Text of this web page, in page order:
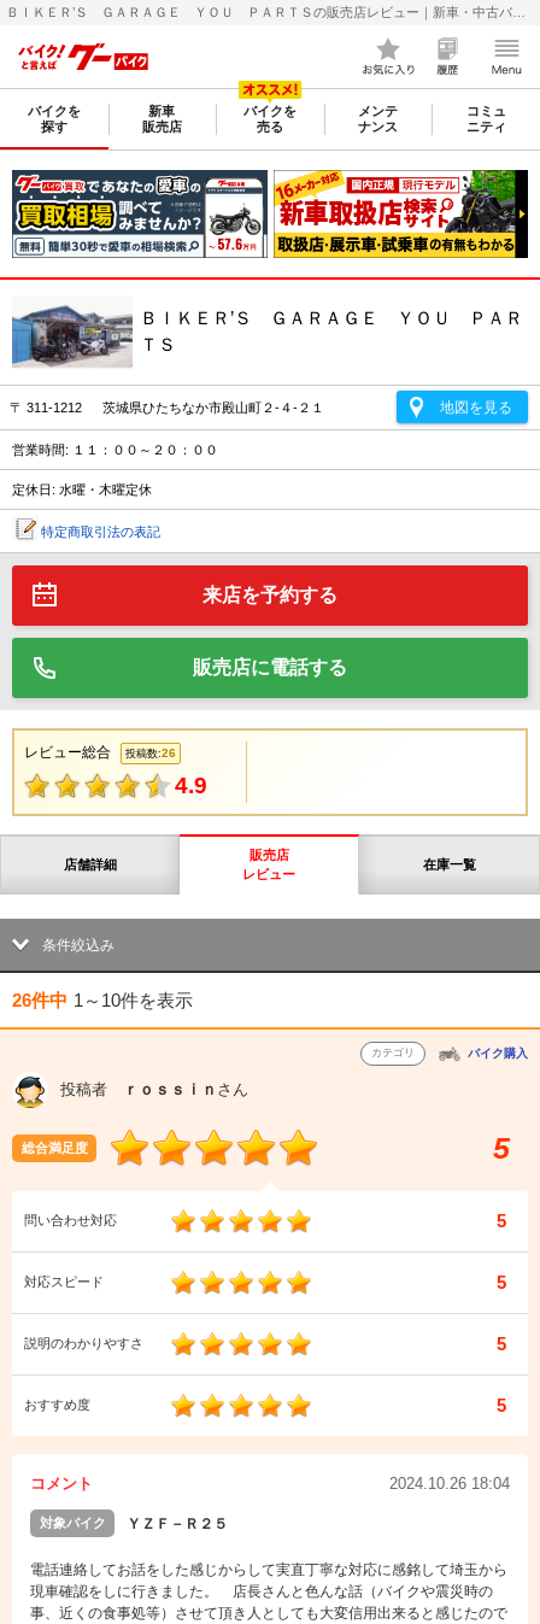
バイクを
探す
新車
販売店
バイクを
売る
メンテ
ナンス
コミュ
ニティ
ＢＩＫＥＲ’Ｓ ＧＡＲＡＧＥ ＹＯＵ ＰＡＲ
ＴＳ
〒 311-1212 茨城県ひたちなか市殿山町２-４-２１ 地図を見る
営業時間: １１：００～２０：００
定休日: 水曜・木曜定休
特定商取引法の表記
来店を予約する
販売店に電話する
レビュー総合 投稿数:26
4.9
店舗詳細
販売店
レビュー
在庫一覧
条件絞込み
26件中 1～10件を表示
カテゴリ バイク購入
投稿者 ｒｏｓｓｉｎ さん
総合満足度 5
問い合わせ対応 5
対応スピード 5
説明のわかりやすさ 5
おすすめ度 5
コメント 2024.10.26 18:04
対象バイク ＹＺＦ－Ｒ２５
電話連絡してお話をした感じからして実直丁寧な対応に感銘して埼玉から
現車確認をしに行きました。 店長さんと色んな話（バイクや震災時の
事、近くの食事処等）させて頂き人としても大変信用出来ると感じたので